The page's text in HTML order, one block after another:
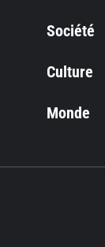
Société
Culture
Monde